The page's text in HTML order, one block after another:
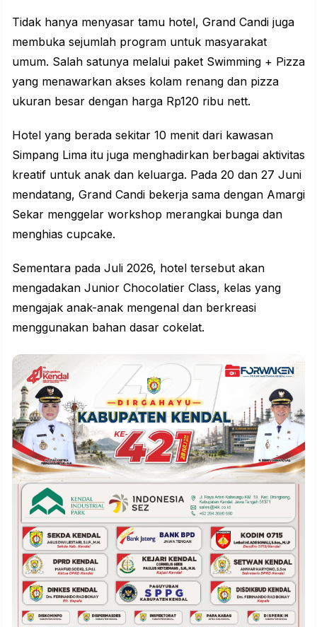
Tidak hanya menyasar tamu hotel, Grand Candi juga
membuka sejumlah program untuk masyarakat
umum. Salah satunya melalui paket Swimming + Pizza
yang menawarkan akses kolam renang dan pizza
ukuran besar dengan harga Rp120 ribu nett.
Hotel yang berada sekitar 10 menit dari kawasan
Simpang Lima itu juga menghadirkan berbagai aktivitas
kreatif untuk anak dan keluarga. Pada 20 dan 27 Juni
mendatang, Grand Candi bekerja sama dengan Amargi
Sekar menggelar workshop merangkai bunga dan
menghias cupcake.
Sementara pada Juli 2026, hotel tersebut akan
mengadakan Junior Chocolatier Class, kelas yang
mengajak anak-anak mengenal dan berkreasi
menggunakan bahan dasar cokelat.